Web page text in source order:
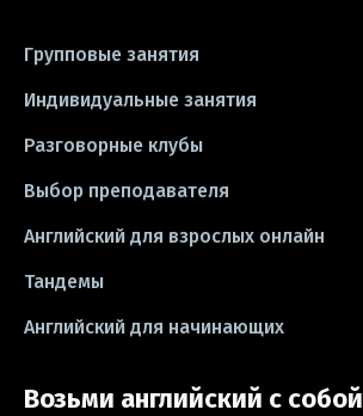
#школа #игры
#CV #резюме
#idioms #эссе
Групповые занятия
Индивидуальные занятия
Разговорные клубы
Выбор преподавателя
Английский для взрослых онлайн
Тандемы
Английский для начинающих
Возьми английский с собой